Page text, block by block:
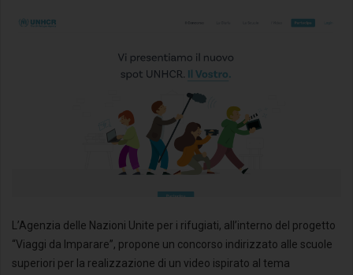
L’Agenzia delle Nazioni Unite per i rifugiati, all’interno del progetto
“Viaggi da Imparare”, propone un concorso indirizzato alle scuole
superiori per la realizzazione di un video ispirato al tema